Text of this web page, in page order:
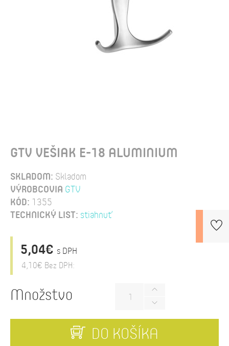
GTV VEŠIAK E-18 ALUMINIUM
SKLADOM: Skladom
VÝROBCOVIA GTV
KÓD: 1355
TECHNICKÝ LIST: stiahnuť
5,04€ s DPH
4,10€ Bez DPH:
Množstvo
DO KOŠÍKA